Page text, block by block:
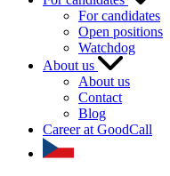
For candidates
Open positions
Watchdog
About us
About us
Contact
Blog
Career at GoodCall